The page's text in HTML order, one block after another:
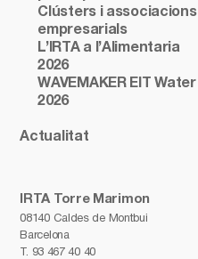
IRTA Torre Marimon
08140 Caldes de Montbui
Barcelona
T. 93 467 40 40
Clústers i associacions
empresarials
L’IRTA a l’Alimentaria
2026
WAVEMAKER EIT Water
2026
Actualitat